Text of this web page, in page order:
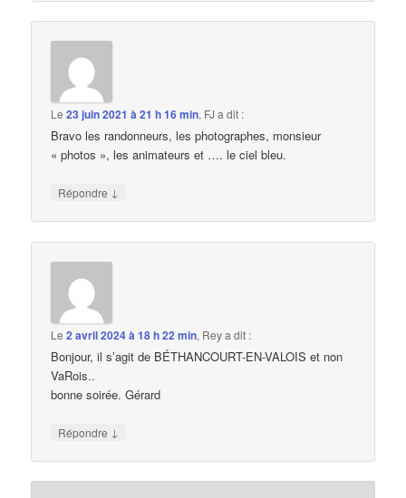
Le23 juin 2021 à 21 h 16 min, FJ a dit :
Bravo les randonneurs, les photographes, monsieur
« photos », les animateurs et …. le ciel bleu.
Répondre ↓
Le2 avril 2024 à 18 h 22 min, Reya dit :
Bonjour, il s’agit de BÉTHANCOURT-EN-VALOIS et non
VaRois..
bonne soirée. Gérard
Répondre ↓